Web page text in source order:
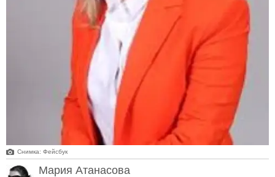
Снимка: Фейсбук
Мария Атанасова